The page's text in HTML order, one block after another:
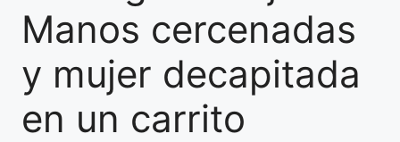
Manos cercenadas
y mujer decapitada
en un carrito